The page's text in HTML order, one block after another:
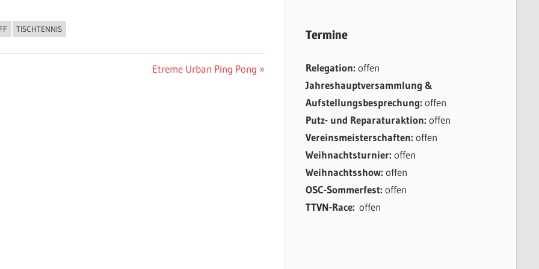
TISCHTENNIS
Nächster
Etreme Urban Ping Pong
Termine
Relegation: offen
Jahreshauptversammlung &
Aufstellungsbesprechung: offen
Putz- und Reparaturaktion: offen
Vereinsmeisterschaften: offen
Weihnachtsturnier: offen
Weihnachtsshow: offen
OSC-Sommerfest: offen
TTVN-Race: offen